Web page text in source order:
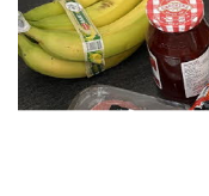
캐나다 토론토 현
캐나다 대중교통
ILAC 아일락 어학